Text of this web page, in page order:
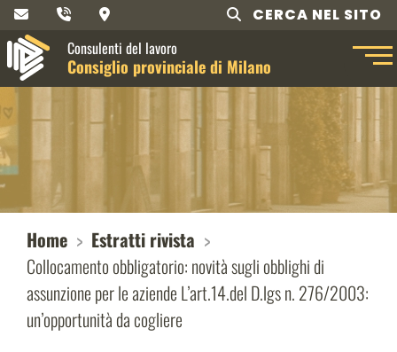
CERCA NEL SITO
Consulenti del lavoro
Consiglio provinciale di Milano
Home
Estratti rivista
Collocamento obbligatorio: novità sugli obblighi di
assunzione per le aziende L’art.14.del D.lgs n. 276/2003:
un’opportunità da cogliere